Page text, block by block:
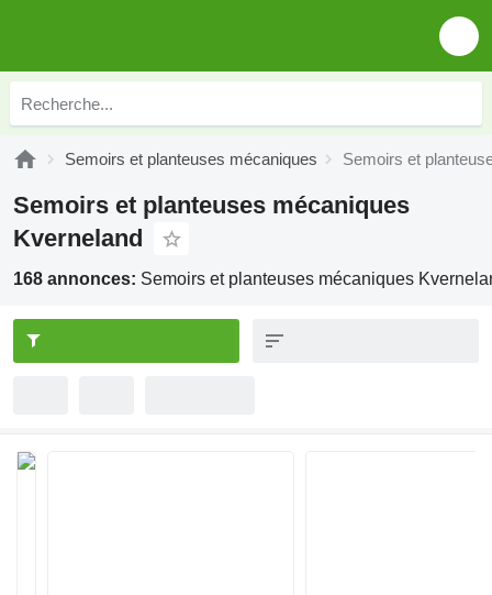
Semoirs et planteuses mécaniques Semoirs et
Semoirs et planteuses mécaniques
Kverneland
168 annonces: Semoirs et planteuses mécaniques